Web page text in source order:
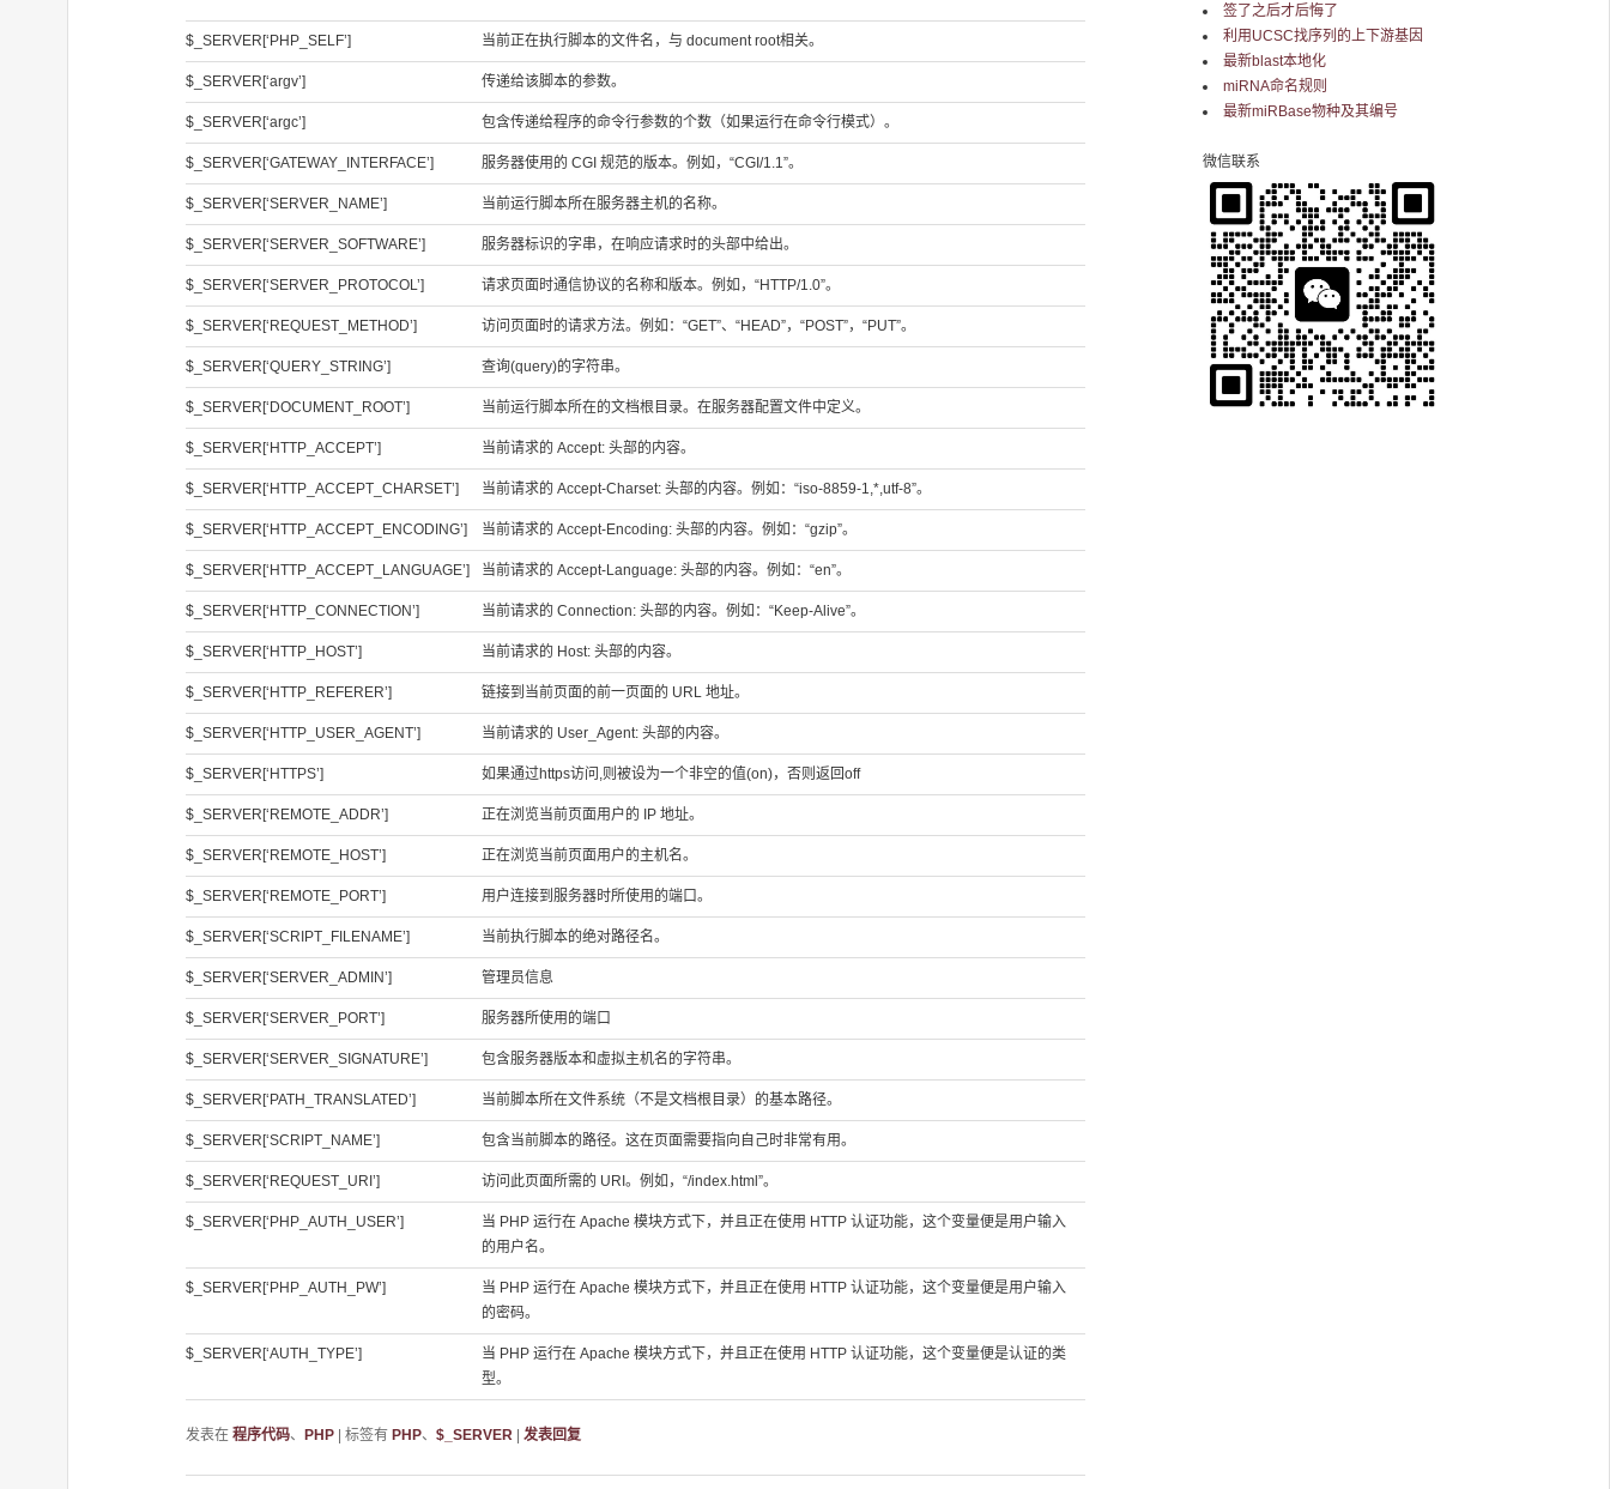
$_SERVER[‘PHP_SELF’] 当前正在执行脚本的文件名，与 document root相关。
$_SERVER[‘argv’] 传递给该脚本的参数。
$_SERVER[‘argc’] 包含传递给程序的命令行参数的个数（如果运行在命令行模式）。
$_SERVER[‘GATEWAY_INTERFACE’] 服务器使用的 CGI 规范的版本。例如，“CGI/1.1”。
$_SERVER[‘SERVER_NAME’] 当前运行脚本所在服务器主机的名称。
$_SERVER[‘SERVER_SOFTWARE’] 服务器标识的字串，在响应请求时的头部中给出。
$_SERVER[‘SERVER_PROTOCOL’] 请求页面时通信协议的名称和版本。例如，“HTTP/1.0”。
$_SERVER[‘REQUEST_METHOD’] 访问页面时的请求方法。例如：“GET”、“HEAD”，“POST”，“PUT”。
$_SERVER[‘QUERY_STRING’] 查询(query)的字符串。
$_SERVER[‘DOCUMENT_ROOT’] 当前运行脚本所在的文档根目录。在服务器配置文件中定义。
$_SERVER[‘HTTP_ACCEPT’] 当前请求的 Accept: 头部的内容。
$_SERVER[‘HTTP_ACCEPT_CHARSET’] 当前请求的 Accept-Charset: 头部的内容。例如：“iso-8859-1,*,utf-8”。
$_SERVER[‘HTTP_ACCEPT_ENCODING’] 当前请求的 Accept-Encoding: 头部的内容。例如：“gzip”。
$_SERVER[‘HTTP_ACCEPT_LANGUAGE’] 当前请求的 Accept-Language: 头部的内容。例如：“en”。
$_SERVER[‘HTTP_CONNECTION’] 当前请求的 Connection: 头部的内容。例如：“Keep-Alive”。
$_SERVER[‘HTTP_HOST’] 当前请求的 Host: 头部的内容。
$_SERVER[‘HTTP_REFERER’] 链接到当前页面的前一页面的 URL 地址。
$_SERVER[‘HTTP_USER_AGENT’] 当前请求的 User_Agent: 头部的内容。
$_SERVER[‘HTTPS’] 如果通过https访问,则被设为一个非空的值(on)，否则返回off
$_SERVER[‘REMOTE_ADDR’] 正在浏览当前页面用户的 IP 地址。
$_SERVER[‘REMOTE_HOST’] 正在浏览当前页面用户的主机名。
$_SERVER[‘REMOTE_PORT’] 用户连接到服务器时所使用的端口。
$_SERVER[‘SCRIPT_FILENAME’] 当前执行脚本的绝对路径名。
$_SERVER[‘SERVER_ADMIN’] 管理员信息
$_SERVER[‘SERVER_PORT’] 服务器所使用的端口
$_SERVER[‘SERVER_SIGNATURE’] 包含服务器版本和虚拟主机名的字符串。
$_SERVER[‘PATH_TRANSLATED’] 当前脚本所在文件系统（不是文档根目录）的基本路径。
$_SERVER[‘SCRIPT_NAME’] 包含当前脚本的路径。这在页面需要指向自己时非常有用。
$_SERVER[‘REQUEST_URI’] 访问此页面所需的 URI。例如，“/index.html”。
$_SERVER[‘PHP_AUTH_USER’]
当 PHP 运行在 Apache 模块方式下，并且正在使用 HTTP 认证功能，这个变量便是用户输入
的用户名。
$_SERVER[‘PHP_AUTH_PW’]
当 PHP 运行在 Apache 模块方式下，并且正在使用 HTTP 认证功能，这个变量便是用户输入
的密码。
$_SERVER[‘AUTH_TYPE’]
当 PHP 运行在 Apache 模块方式下，并且正在使用 HTTP 认证功能，这个变量便是认证的类
型。
发表在 程序代码、 PHP | 标签有 PHP、 $_SERVER | 发表回复
签了之后才后悔了
利用UCSC找序列的上下游基因
最新blast本地化
miRNA命名规则
最新miRBase物种及其编号
微信联系